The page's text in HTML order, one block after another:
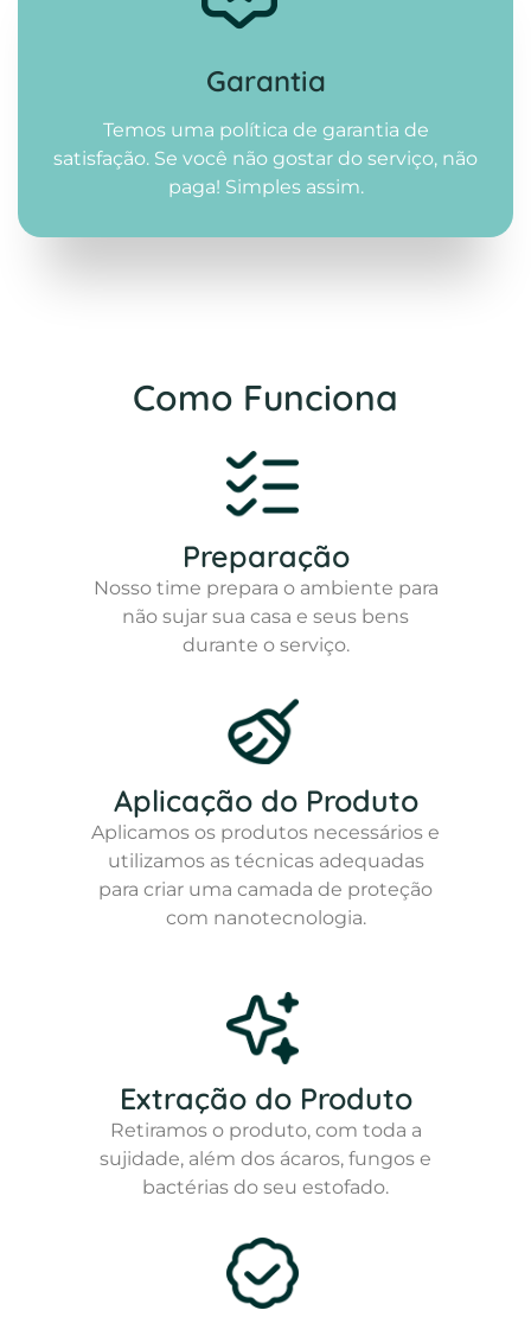
Garantia
Temos uma política de garantia de
satisfação. Se você não gostar do serviço, não
paga! Simples assim.
Como Funciona
Preparação
Nosso time prepara o ambiente para
não sujar sua casa e seus bens
durante o serviço.
Aplicação do Produto
Aplicamos os produtos necessários e
utilizamos as técnicas adequadas
para criar uma camada de proteção
com nanotecnologia.
Extração do Produto
Retiramos o produto, com toda a
sujidade, além dos ácaros, fungos e
bactérias do seu estofado.